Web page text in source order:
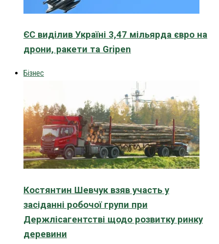
ЄС виділив Україні 3,47 мільярда євро на
дрони, ракети та Gripen
Бізнес
Костянтин Шевчук взяв участь у
засіданні робочої групи при
Держлісагентстві щодо розвитку ринку
деревини